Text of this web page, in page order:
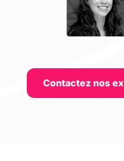
Contactez nos